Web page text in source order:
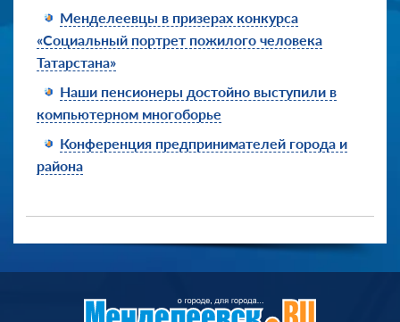
Менделеевцы в призерах конкурса
«Социальный портрет пожилого человека
Татарстана»
Наши пенсионеры достойно выступили в
компьютерном многоборье
Конференция предпринимателей города и
района